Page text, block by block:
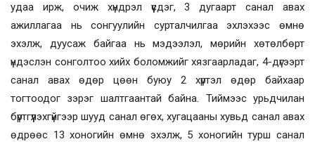
удаа ирж, очиж хүндрэл үүсдэг, 3 дугаарт санал авах
ажиллагаа нь сонгуулийн сурталчилгаа эхлэхээс өмнө
эхэлж, дуусаж байгаа нь мэдээлэл, мөрийн хөтөлбөрт
үндэслэн сонголтоо хийх боломжийг хязгаарладаг, 4-дүгээрт
санал авах өдөр цөөн буюу 2 хүртэл өдөр байхаар
тогтоодог зэрэг шалтгаантай байна. Тиймээс урьдчилан
бүртгүүлэхгүйгээр шууд санал өгөх, хугацааны хувьд санал авах
өдрөөс 13 хоногийн өмнө эхэлж, 5 хоногийн турш санал